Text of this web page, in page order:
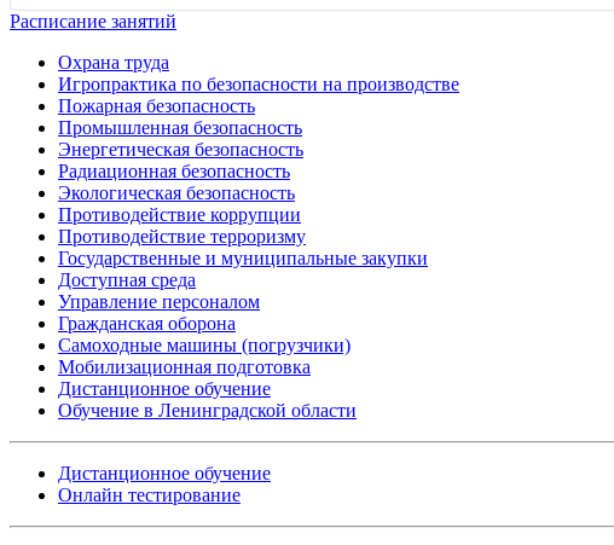
Расписание занятий
Охрана труда
Игропрактика по безопасности на производстве
Пожарная безопасность
Промышленная безопасность
Энергетическая безопасность
Радиационная безопасность
Экологическая безопасность
Противодействие коррупции
Противодействие терроризму
Государственные и муниципальные закупки
Доступная среда
Управление персоналом
Гражданская оборона
Самоходные машины (погрузчики)
Мобилизационная подготовка
Дистанционное обучение
Обучение в Ленинградской области
Дистанционное обучение
Онлайн тестирование